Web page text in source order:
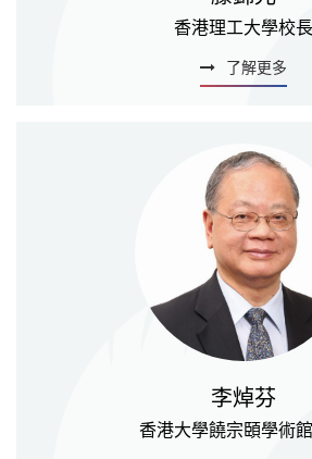
香港理工大學校長
了解更多
李焯芬
香港大學饒宗頣學術